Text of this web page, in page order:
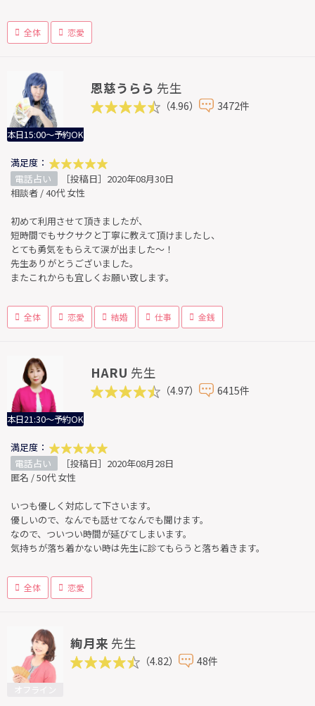
全体 恋愛
本日15:00～予約OK
恩慈うらら 先生
（4.96） 3472件
満足度：
電話占い
［投稿日］2020年08月30日
相談者 / 40代 女性
初めて利用させて頂きましたが、
短時間でもサクサクと丁寧に教えて頂けましたし、
とても勇気をもらえて涙が出ました〜！
先生ありがとうございました。
またこれからも宜しくお願い致します。
全体 恋愛 結婚 仕事 金銭
本日21:30～予約OK
HARU 先生
（4.97） 6415件
満足度：
電話占い
［投稿日］2020年08月28日
匿名 / 50代 女性
いつも優しく対応して下さいます。
優しいので、なんでも話せてなんでも聞けます。
なので、ついつい時間が延びてしまいます。
気持ちが落ち着かない時は先生に診てもらうと落ち着きます。
全体 恋愛
絢月来 先生
（4.82） 48件